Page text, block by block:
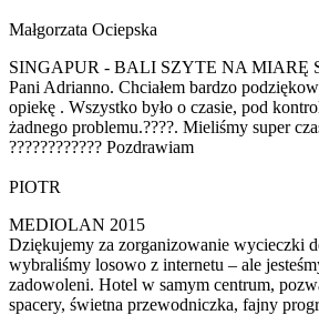
Małgorzata Ociepska
SINGAPUR - BALI SZYTE NA MIARĘ
Pani Adrianno. Chciałem bardzo
opiekę . Wszystko było o czasie, pod
żadnego problemu.????. Mieliśmy super
???????????? Pozdrawiam
PIOTR
MEDIOLAN 2015
Dziękujemy za zorganizowanie wycieczki
wybraliśmy losowo z internetu – ale
zadowoleni. Hotel w samym centrum,
spacery, świetna przewodniczka, fajny